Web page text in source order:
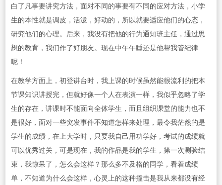
白了凡事要讲究方法，面对不同的事要有不同的应对方法，小学
生的本性就是调皮，活泼，好动的，所以就要适应他们的心态，
研究他们的心理。后来，我没有把他的行为通知班主任，通过思
想的教育，我们作了好朋友。现在中午午睡还是他帮我管纪律
呢！
在教学方面上，初登讲台时，我上课的时候虽然能很流利的把本
节课知识讲授完，但就好像一个人在表演一样，我似乎忽略了学
生的存在，讲课时不能面向全体学生，而且组织课堂的能力也不
是很好，面对一些突发事件不知道怎样来处理，最令我茫然的是
学生的成绩，在上大学时，只要我自己用功学好，考试的成绩就
可以优秀过关，可是现在，我的作品是我的学生，第一次测验结
束，我惊呆了，怎么会这样？那么多不及格的同学，看着成绩
单，不知道为什么会这样，心灵上的这种撞击是我从来都没有经